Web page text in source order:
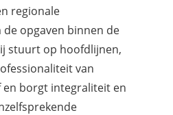
regionale
opgaven binnen de
stuurt op hoofdlijnen,
van
borgt integraliteit en